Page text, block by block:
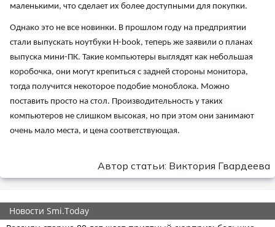
маленькими, что сделает их более доступными для покупки.
Однако это не все новинки. В прошлом году на предприятии
стали выпускать ноутбуки H-book, теперь же заявили о планах
выпуска мини-ПК. Такие компьютеры выглядят как небольшая
коробочка, они могут крепиться с задней стороны монитора,
тогда получится некоторое подобие моноблока. Можно
поставить просто на стол. Производительность у таких
компьютеров не слишком высокая, но при этом они занимают
очень мало места, и цена соответствующая.
Автор статьи: Виктория Гвардеева